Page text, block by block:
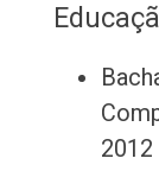
2012